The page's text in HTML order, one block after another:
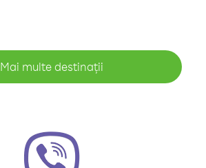
Mai multe destinații